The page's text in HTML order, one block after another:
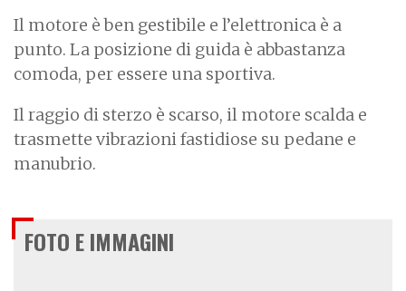
Il motore è ben gestibile e l’elettronica è a
punto. La posizione di guida è abbastanza
comoda, per essere una sportiva.
Il raggio di sterzo è scarso, il motore scalda e
trasmette vibrazioni fastidiose su pedane e
manubrio.
FOTO E IMMAGINI